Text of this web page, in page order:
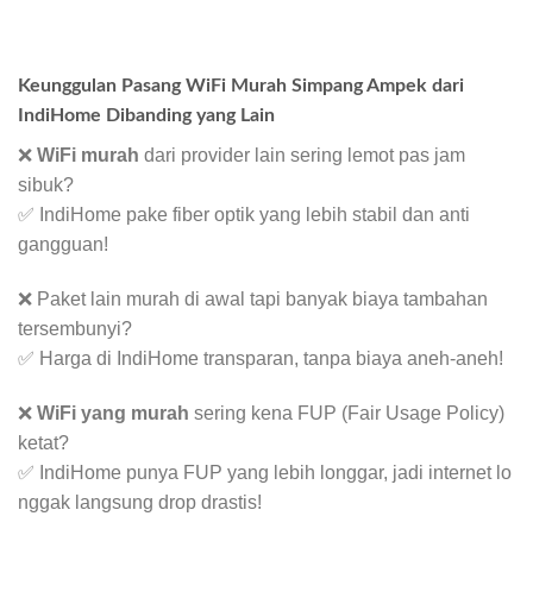
Keunggulan Pasang WiFi Murah Simpang Ampek dari
IndiHome Dibanding yang Lain
❌ WiFi murah dari provider lain sering lemot pas jam
sibuk?
✅ IndiHome pake fiber optik yang lebih stabil dan anti
gangguan!
❌ Paket lain murah di awal tapi banyak biaya tambahan
tersembunyi?
✅ Harga di IndiHome transparan, tanpa biaya aneh-aneh!
❌ WiFi yang murah sering kena FUP (Fair Usage Policy)
ketat?
✅ IndiHome punya FUP yang lebih longgar, jadi internet lo
nggak langsung drop drastis!